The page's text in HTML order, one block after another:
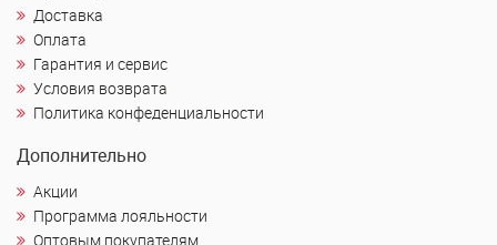
Доставка
Оплата
Гарантия и сервис
Условия возврата
Политика конфеденциальности
Дополнительно
Акции
Программа лояльности
Оптовым покупателям